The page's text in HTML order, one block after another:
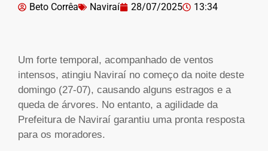
Beto Corrêa Naviraí 28/07/2025 13:34
Um forte temporal, acompanhado de ventos
intensos, atingiu Naviraí no começo da noite deste
domingo (27-07), causando alguns estragos e a
queda de árvores. No entanto, a agilidade da
Prefeitura de Naviraí garantiu uma pronta resposta
para os moradores.